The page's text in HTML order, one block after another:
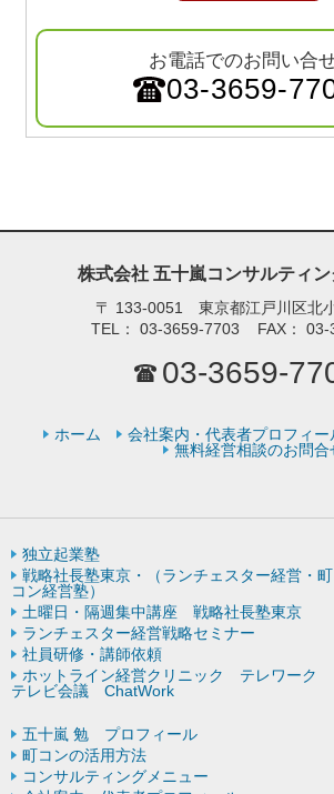
お電話でのお問い合
03-3659-
株式会社 五十嵐コンサルティ
〒 133-0051 東京都江戸川区北
TEL：
03-3659-7703 FAX： 03-
03-3659-
ホーム 会社案内・代表者プロフィー
無料経営相談のお問合
独立起業塾
戦略社長塾東京・（ランチェスター経営・町
コン経営塾）
土曜日・隔週集中講座 戦略社長塾東京
ランチェスター経営戦略セミナー
社員研修・講師依頼
ホットライン経営クリニック テレワーク
テレビ会議 ChatWork
五十嵐 勉 プロフィール
町コンの活用方法
コンサルティングメニュー